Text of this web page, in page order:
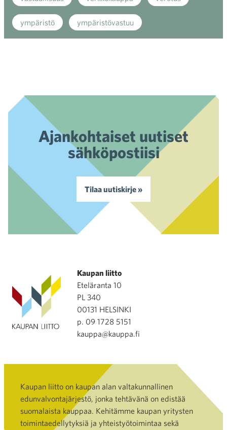
ympäristö ympäristövastuu
Ajankohtaiset uutiset
sähköpostiisi
Tilaa uutiskirje »
Kaupan liitto
Eteläranta 10
PL 340
00131 HELSINKI
p. 09 1728 5151
kauppa@kauppa.fi
Kaupan liitto on kaupan alan valtakunnallinen
edunvalvontajärjestö, jonka tehtävänä on edistää
suomalaista kauppaa. Kehitämme kaupan yritysten
toimintaedellytyksiä ja yhteistyötoimintaa sekä